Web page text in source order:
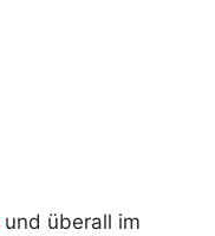
und überall im